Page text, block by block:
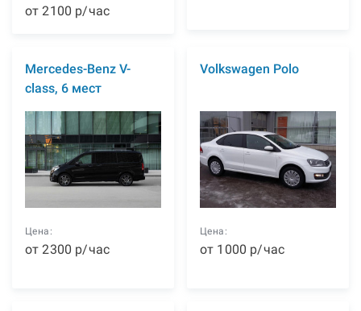
от2100 р/час
Mercedes-Benz V-
class, 6 мест
Цена:
от2300 р/час
Volkswagen Polo
Цена:
от 1000 р/час